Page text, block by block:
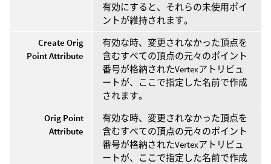
有効にすると、それらの未使用ポイ
ントが維持されます。
Create Orig
Point Attribute
有効な時、変更されなかった頂点を
含むすべての頂点の元々のポイント
番号が格納されたVertexアトリビュ
ートが、ここで指定した名前で作成
されます。
Orig Point
Attribute
有効な時、変更されなかった頂点を
含むすべての頂点の元々のポイント
番号が格納されたVertexアトリビュ
ートが、ここで指定した名前で作成